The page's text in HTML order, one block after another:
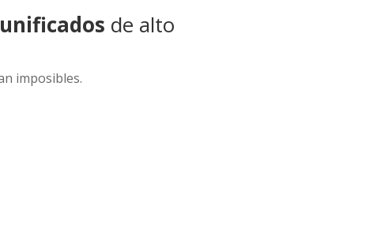
de alto
imposibles.